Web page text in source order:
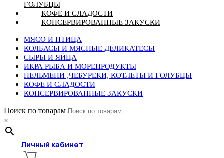
ГОЛУБЦЫ
КОФЕ И СЛАДОСТИ
КОНСЕРВИРОВАННЫЕ ЗАКУСКИ
МЯСО И ПТИЦА
КОЛБАСЫ И МЯСНЫЕ ДЕЛИКАТЕСЫ
СЫРЫ И ЯЙЦА
ИКРА РЫБА И МОРЕПРОДУКТЫ
ПЕЛЬМЕНИ ,ЧЕБУРЕКИ, КОТЛЕТЫ И ГОЛУБЦЫ
КОФЕ И СЛАДОСТИ
КОНСЕРВИРОВАННЫЕ ЗАКУСКИ
Поиск по товарам
×
Личный кабинет